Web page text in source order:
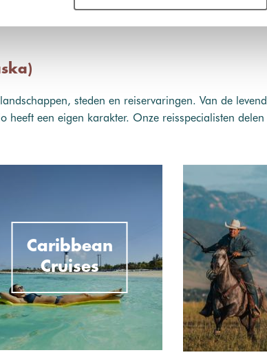
steden en reiservaringen. Van de
heeft een eigen karakter. Onze reisspecialisten
Caribbean
Cruises